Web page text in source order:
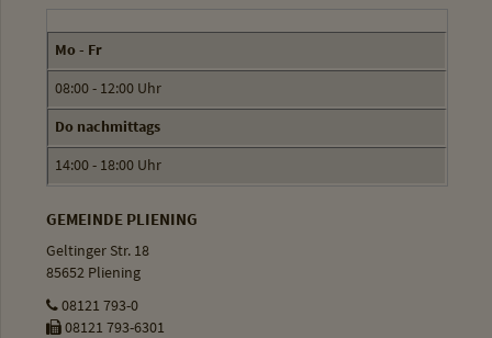
Mo - Fr
08:00 - 12:00 Uhr
Do nachmittags
14:00 - 18:00 Uhr
GEMEINDE PLIENING
Geltinger Str. 18
85652 Pliening
08121 793-0
08121 793-6301